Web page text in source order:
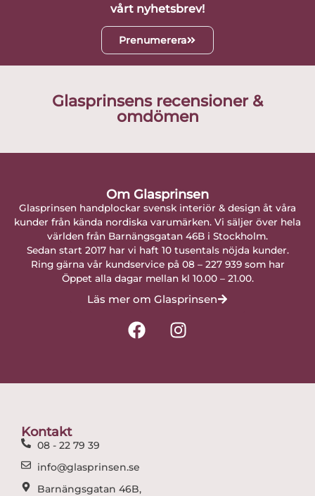
vårt nyhetsbrev!
Prenumerera
Glasprinsens recensioner &
omdömen
Om Glasprinsen
Glasprinsen handplockar svensk interiör & design åt våra
kunder från kända nordiska varumärken. Vi säljer över hela
världen från Barnängsgatan 46B i Stockholm.
Sedan start 2017 har vi haft 10 tusentals nöjda kunder.
Ring gärna vår kundservice på 08 – 227 939 som har
Öppet alla dagar mellan kl 10.00 – 21.00.
Läs mer om Glasprinsen
F
a
I
n
Kontakt
08 - 22 79 39
info@glasprinsen.se
Barnängsgatan 46B,